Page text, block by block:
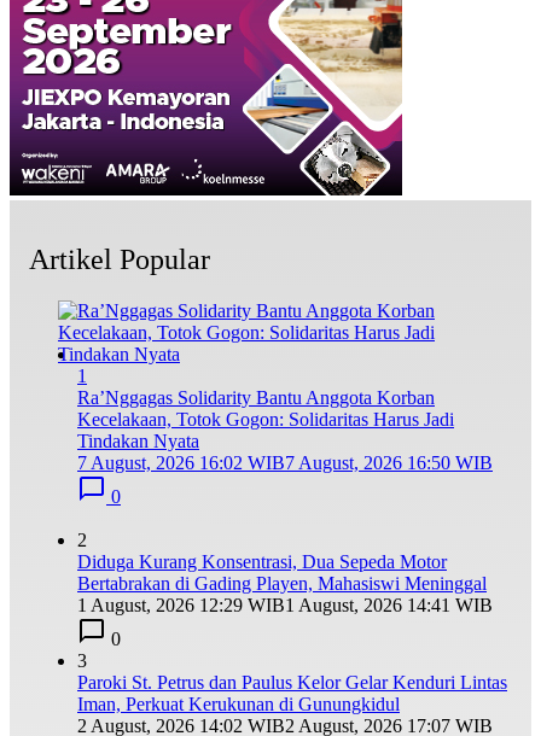
Artikel Popular
1
Ra’Nggagas Solidarity Bantu Anggota Korban
Kecelakaan, Totok Gogon: Solidaritas Harus Jadi
Tindakan Nyata
7 August, 2026 16:02 WIB7 August, 2026 16:50 WIB
0
2
Diduga Kurang Konsentrasi, Dua Sepeda Motor
Bertabrakan di Gading Playen, Mahasiswi Meninggal
1 August, 2026 12:29 WIB1 August, 2026 14:41 WIB
0
3
Paroki St. Petrus dan Paulus Kelor Gelar Kenduri Lintas
Iman, Perkuat Kerukunan di Gunungkidul
2 August, 2026 14:02 WIB2 August, 2026 17:07 WIB